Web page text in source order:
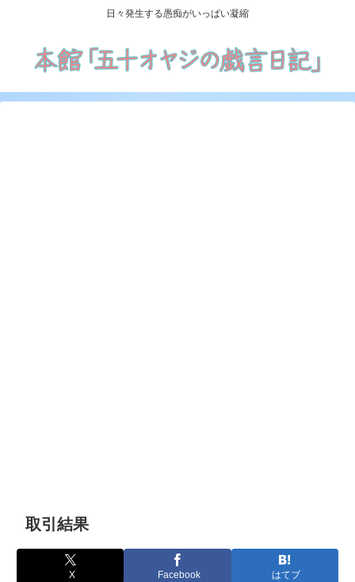
日々発生する愚痴がいっぱい凝縮
取引結果
X Facebook はてブ